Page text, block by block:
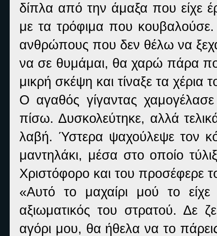
δίπλα από την άμαξα που είχε
με τα τρόφιμα που
ανθρώπους που δεν θέλω να
να σε θυμάμαι, θα χαρώ πάρα
μικρή σκέψη και τίναξε τα
Ο αγαθός γίγαντας
πίσω. Δυσκολεύτηκε, αλλά
λαβή. Ύστερα ψαχούλεψε τον
μαντηλάκι, μέσα στο οποίο
Χριστόφορο και του προσέφερε
«Αυτό το μαχαίρι μού το
αξιωματικός του στρατού. Δε
αγόρι μου, θα ήθελα να το